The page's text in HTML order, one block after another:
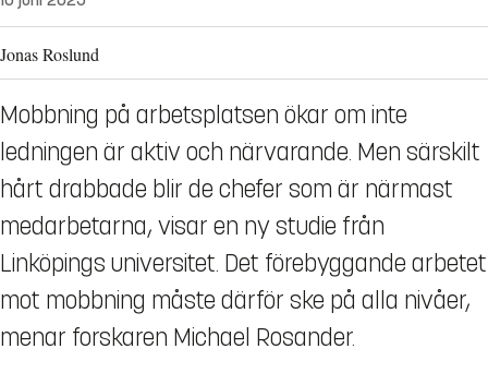
Jonas Roslund
Mobbning på arbetsplatsen ökar om inte
ledningen är aktiv och närvarande. Men särskilt
hårt drabbade blir de chefer som är närmast
medarbetarna, visar en ny studie från
Linköpings universitet. Det förebyggande arbetet
mot mobbning måste därför ske på alla nivåer,
menar forskaren Michael Rosander.